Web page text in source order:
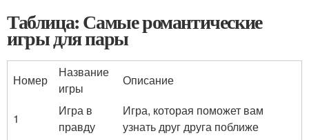
Таблица: Самые романтические
игры для пары
Номер
Название
игры
Описание
1
Игра в
правду
Игра, которая поможет вам
узнать друг друга поближе